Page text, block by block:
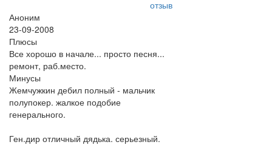
отзыв
Аноним
23-09-2008
Плюсы
Все хорошо в начале... просто песня...
ремонт, раб.место.
Минусы
Жемчужкин дебил полный - мальчик
полупокер. жалкое подобие
генерального.
Ген.дир отличный дядька. серьезный.